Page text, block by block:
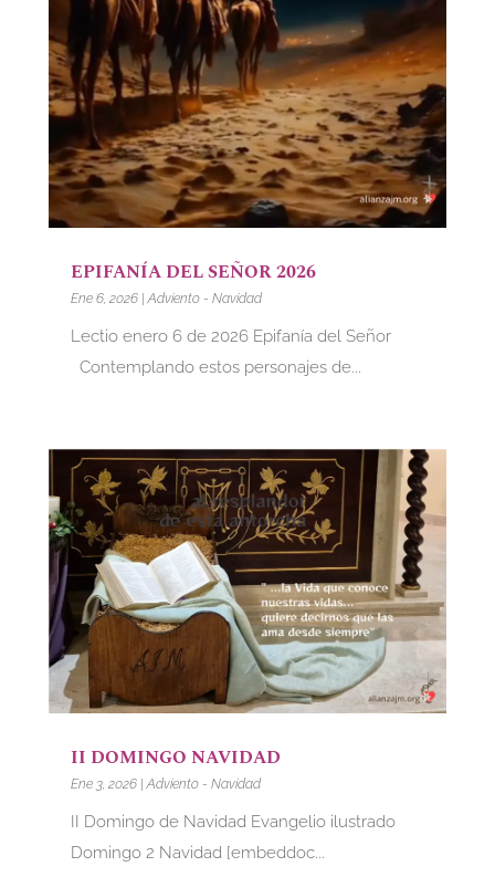
EPIFANÍA DEL SEÑOR 2026
Ene 6, 2026|Adviento - Navidad
Lectio enero 6 de 2026 Epifanía del Señor
Contemplando estos personajes de...
II DOMINGO NAVIDAD
Ene 3, 2026|Adviento - Navidad
II Domingo de Navidad Evangelio ilustrado
Domingo 2 Navidad [embeddoc...